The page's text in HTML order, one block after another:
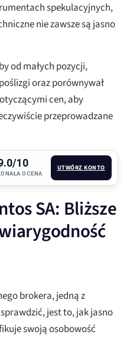
spekulacyjnych,
nie zawsze są jasno
od małych pozycji,
oraz porównywał
cen, aby
przeprowadzane
10
OCENA
UTWÓRZ KONTO
SA: Bliższe
brokera, jedną z
jest to, jak jasno
swoją osobowość